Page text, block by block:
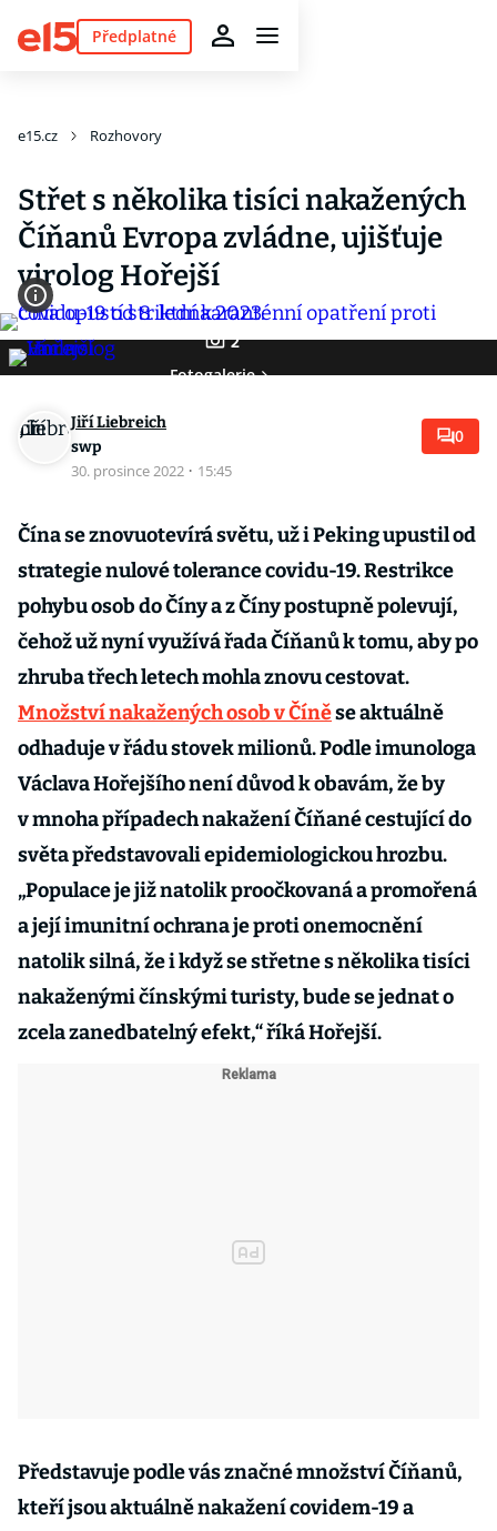
Předplatné
e15.cz Rozhovory
Střet s několika tisíci nakažených
Číňanů Evropa zvládne, ujišťuje
virolog Hořejší
2
Fotogalerie
Jiří Liebreich
swp
30. prosince 2022 · 15:45
0
Čína se znovuotevírá světu, už i Peking upustil od
strategie nulové tolerance covidu-19. Restrikce
pohybu osob do Číny a z Číny postupně polevují,
čehož už nyní využívá řada Číňanů k tomu, aby po
zhruba třech letech mohla znovu cestovat.
Množství nakažených osob v Číněse aktuálně
odhaduje v řádu stovek milionů. Podle imunologa
Václava Hořejšího není důvod k obavám, že by
v mnoha případech nakažení Číňané cestující do
světa představovali epidemiologickou hrozbu.
„Populace je již natolik proočkovaná a promořená
a její imunitní ochrana je proti onemocnění
natolik silná, že i když se střetne s několika tisíci
nakaženými čínskými turisty, bude se jednat o
zcela zanedbatelný efekt,“ říká Hořejší.
Představuje podle vás značné množství Číňanů,
kteří jsou aktuálně nakažení covidem-19 a